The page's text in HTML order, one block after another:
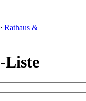
Rathaus &
Liste